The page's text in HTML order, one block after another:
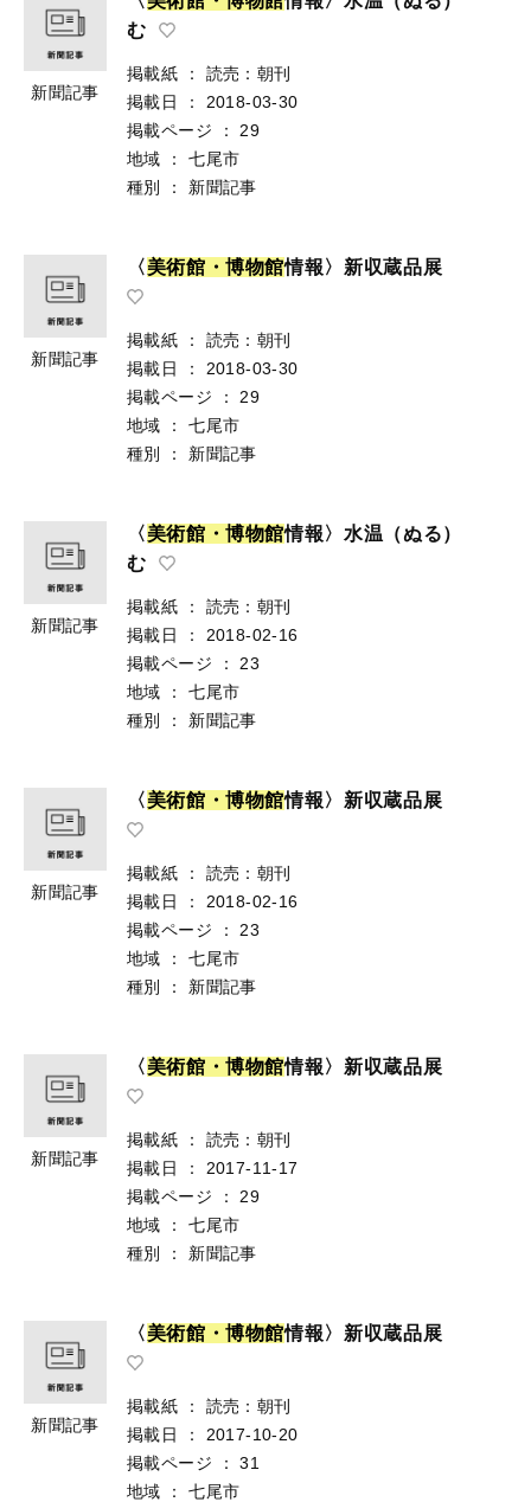
新聞記事
む
掲載紙 ：
読売：朝刊
掲載日
：
2018-03-30
掲載ページ
：
29
地域
：
七尾市
種別
： 新聞記事
新聞記事
〈 美術館 ・博物館情報〉新収蔵品展
掲載紙 ：
読売：朝刊
掲載日
：
2018-03-30
掲載ページ
：
29
地域
：
七尾市
種別
： 新聞記事
新聞記事
〈 美術館 ・博物館情報〉水温（ぬる）
む
掲載紙 ：
読売：朝刊
掲載日
：
2018-02-16
掲載ページ
：
23
地域
：
七尾市
種別
： 新聞記事
新聞記事
〈 美術館 ・博物館情報〉新収蔵品展
掲載紙 ：
読売：朝刊
掲載日
：
2018-02-16
掲載ページ
：
23
地域
：
七尾市
種別
： 新聞記事
新聞記事
〈 美術館 ・博物館情報〉新収蔵品展
掲載紙 ：
読売：朝刊
掲載日
：
2017-11-17
掲載ページ
：
29
地域
：
七尾市
種別
： 新聞記事
新聞記事
〈 美術館 ・博物館情報〉新収蔵品展
掲載紙 ：
読売：朝刊
掲載日
：
2017-10-20
掲載ページ
：
31
地域
：
七尾市